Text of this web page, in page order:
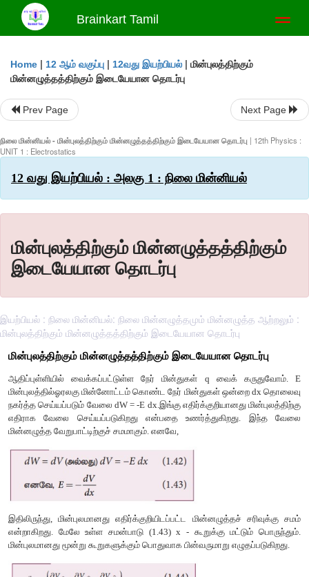
Brainkart Tamil
Home | 12 ஆம் வகுப்பு | 12வது இயற்பியல் | மின்புலத்திற்கும்
மின்னழுத்தத்திற்கும் இடையேயான தொடர்பு
Prev Page Next Page
நிலை மின்னியல் - மின்புலத்திற்கும் மின்னழுத்தத்திற்கும் இடையேயான தொடர்பு | 12th Physics :
UNIT 1 : Electrostatics
12 வது இயற்பியல் : அலகு 1 : நிலை மின்னியல்
மின்புலத்திற்கும் மின்னழுத்தத்திற்கும்
இடையேயான தொடர்பு
இயற்பியல் : நிலை மின்னியல்: நிலை மின்னழுத்தமும் மின்னழுத்த ஆற்றலும் :
மின்புலத்திற்கும் மின்னழுத்தத்திற்கும் இடையேயான தொடர்பு
ஆதிப்புள்ளியில் வைக்கப்பட்டுள்ள நேர் மின்துகள் q வைக்
மின்புலத்தில்ஓரலகு மின்னோட்டம் கொண்ட நேர் மின்துகள்
எதிராக வேலை செய்யப்படுகிறது என்பதை
மின்னழுத்த வேறுபாட்டிற்குச் சமமாகும். எனவே,